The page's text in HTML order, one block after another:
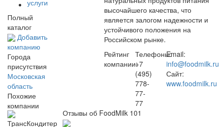
услуги
Полный
каталог
Добавить
компанию
Города
присутствия
Московская
область
Похожие
компании
высочайшего качества, что
является залогом надежности и
устойчивого положения на
Российском рынке.
Рейтинг
компании:
Телефоны:
+7
(495)
778-
77-
77
Email:
info@foodmilk.ru
Сайт:
www.foodmilk.ru
Отзывы об FoodMilk 101